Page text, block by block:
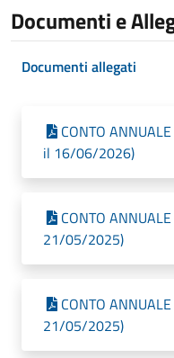
Documenti e
Documenti allegati
CONTO
il 16/06/2026)
CONTO
21/05/2025)
CONTO
21/05/2025)